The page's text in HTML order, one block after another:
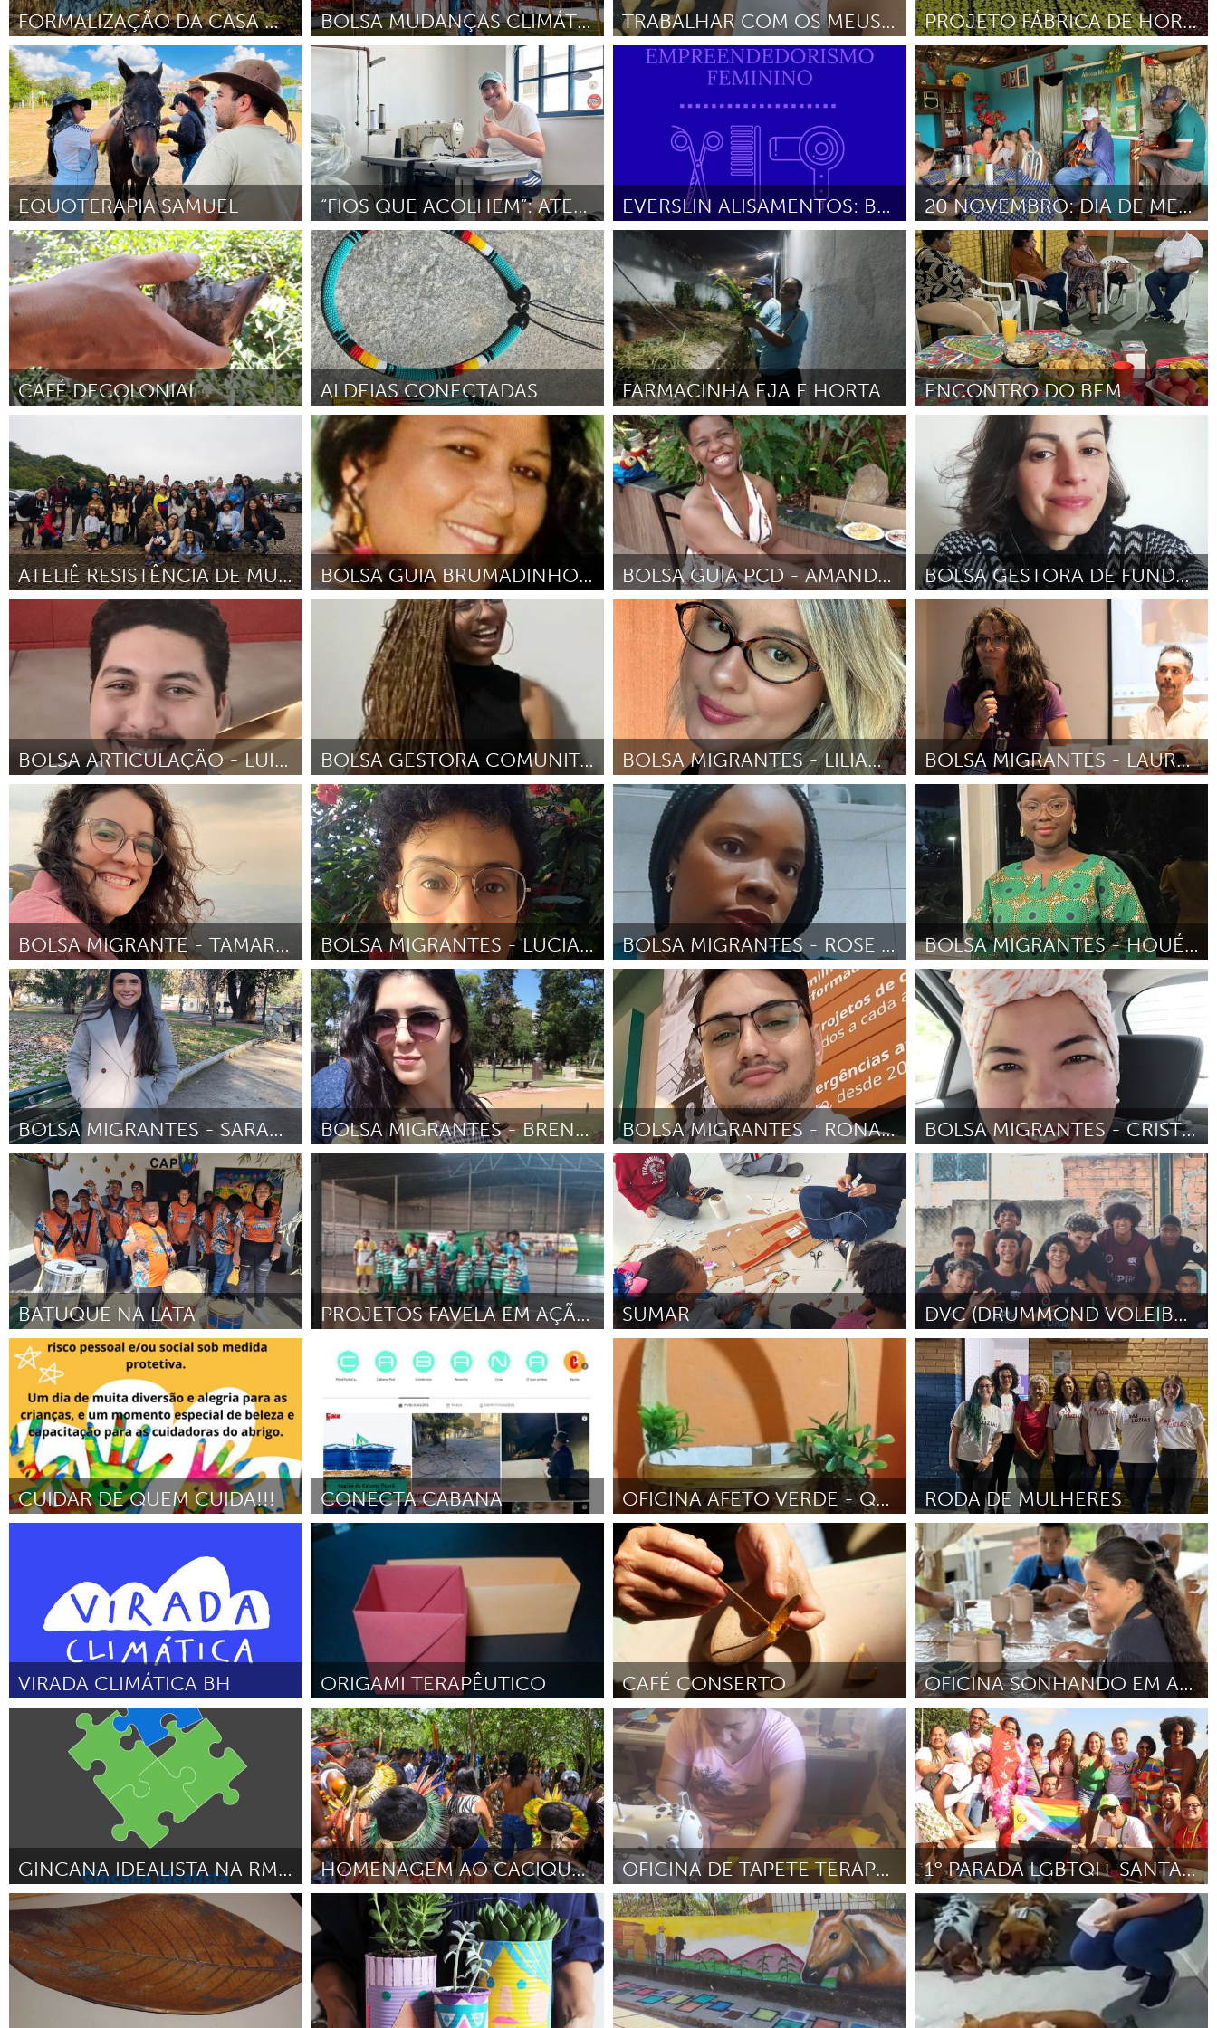
FORMALIZAÇÃO DA CASA MIRANTS
Fortalecimento Institucional
Por Weider Ferreira da Silva Julio 2026
BOLSA MUDANÇAS CLIMÁTICAS - SABRINA FARIA ROCHA
Programa de Bolsas para Líderes
Comunitários
Por Sabrina Faria Rocha Julio 2026
TRABALHAR COM OS MEUS PRÓPRIOS NEGÓCIOS
Brumadinho
Por Michele Medeiros Abril 2026
PROJETO FÁBRICA DE HORTAS
Grande Belo Horizonte
Por Maria Agostinha Carmo Fernandes
Diciembre 2025
EQUOTERAPIA SAMUEL
PCD e Terceira Idade
Por Simone Nadir de Freitas Noviembre 2025
“FIOS QUE ACOLHEM”: ATELIÊ DE COSTURA A REFUGIADOS
Pessoas Migrantes
Por Seyd Zaker Noviembre 2025
EVERSLIN ALISAMENTOS: BELEZA NATURAL, SEM FORMOL
Pessoas Migrantes
Por Everslin Salcedo Noviembre 2025
20 NOVEMBRO: DIA DE MEMÓRIA, RESISTÊNCIA E FUTURO
Brumadinho
Por Janaina da Conceição Araújo
Octubre
2025
CAFÉ DECOLONIAL
Por Daniele Aparecida Santos Cipriano
2025
ALDEIAS CONECTADAS
Brumadinho
Por Instituto Awery, em nome de Cacique
Arapowanã (Carlos José da Silvae Cacique Naurú
Kamakã
Octubre 2025
FARMACINHA EJA E HORTA
Grande Belo Horizonte
Por Ivete Septiembre 2025
ENCONTRO DO BEM
Idealista (Inactivo)
Por Inez Alves Septiembre 2025
ATELIÊ RESISTÊNCIA DE MULHERES AMEFRICANAS
Pessoas Migrantes
Por Coletivo Cio da Terra Julio 2025
BOLSA GUIA BRUMADINHO - MARIA DOS ANJOS
Programa de Bolsas para Líderes
Comunitários
Por Maria dos Anjos Alves da Silva
BOLSA GUIA PCD - AMANDA APARECIDA
Programa de Bolsas para Líderes
Comunitários
Por Amanda Moreira de Souza Julio 2025
BOLSA GESTORA DE FUNDOS - JOSIANE BERTOLINO
Programa de Bolsas para Líderes
Comunitários
Por Josiane Cardoso Bertolino Junio 2025
BOLSA ARTICULAÇÃO - LUIZ HENRIQUE SANTANA DEPOLLO
Programa de Bolsas para Líderes
Comunitários
Por Luiz Henrique Santana Depollo
2025
BOLSA GESTORA COMUNITÁRIA - LARISSA PEREIRA
Programa de Bolsas para Líderes
Comunitários
Por Larissa Cristina de Jesus Pereira
Junio
2025
BOLSA MIGRANTES - LILIANA LISBOA RAMOS
Programa de Bolsas para Líderes
Comunitários
Por Liliana Lisboa Ramos Abril 2025
BOLSA MIGRANTES - LAURA LOPEZ QUESLLOYA
Programa de Bolsas para Líderes
Comunitários
Por Laura Elvira Lopez Queslloya
BOLSA MIGRANTE - TAMARA MIRANDA CARDOSO
Programa de Bolsas para Líderes
Comunitários
Por Tamara Gonçalves Miranda Cardoso
Abril
2025
BOLSA MIGRANTES - LUCIANA PEREIRA LORENZI
Programa de Bolsas para Líderes
Comunitários
Por Luciana Pereira Lorenzi Abril 2025
BOLSA MIGRANTES - ROSE ANDREE PIERRE
Programa de Bolsas para Líderes
Comunitários
Por Rose Andree pierre Abril 2025
BOLSA MIGRANTES - HOUÉFA CARINE SOBAKO
Programa de Bolsas para Líderes
Comunitários
Por Houéfa Carine Chanceline Sobako
2025
BOLSA MIGRANTES - SARAH CARVALHO
Programa de Bolsas para Líderes
Comunitários
Por Sarah Gabriela Lima de Carvalho
Abril
2025
BOLSA MIGRANTES - BRENDA DE OLIVEIRA
Programa de Bolsas para Líderes
Comunitários
Por Brenda Godinho de Oliveira Abril 2025
BOLSA MIGRANTES - RONALD DANIEL NAVARRO
Programa de Bolsas para Líderes
Comunitários
Por Ronald Daniel Navarro Abril 2025
BOLSA MIGRANTES - CRISTINA LA ROSA REQUENA
Programa de Bolsas para Líderes
Comunitários
Por Cristina La Rosa Requena Abril 2025
BATUQUE NA LATA
Grande Belo Horizonte
Por Thamara Dalila Souza de Oliveira
Noviembre 2024
PROJETOS FAVELA EM AÇÃO NOVA CACHOERINHA
Grande Belo Horizonte
Por LEONARDO FERNANDES Octubre 2024
SUMAR
Grande Belo Horizonte
Por Gabriella Marques Soares Gomes
DVC (DRUMMOND VOLEIBOL CLUBE)
Grande Belo Horizonte
Por Christian Oliveira Septiembre 2024
CUIDAR DE QUEM CUIDA!!!
Por Rosemeire Pereira de Aquino Agosto 2024
CONECTA CABANA
Grande Belo Horizonte
Por Lorrayne Batista da Cruz Julio 2024
OFICINA AFETO VERDE - QUINTAL ESCOLA
Grande Belo Horizonte
Por Daniele Aparecida Santos Cipriano
Junio
2024
RODA DE MULHERES
Lagoa Santa (Inactivo)
Por COLETIVA FEMINISTA AS LUZIAS - DE LAGOA
SANTA.
Mayo 2024
VIRADA CLIMÁTICA BH
Grande Belo Horizonte
Por Julia Espeschit Mayo 2024
ORIGAMI TERAPÊUTICO
Brumadinho
Por Ayandra Dos Santos Souza Pimenta
Mayo
2024
CAFÉ CONSERTO
Brumadinho
Por Frederico Braga Torres Paulino Abril 2024
OFICINA SONHANDO EM ARTE
Brumadinho
Por Vitória Trindade Abril 2024
GINCANA IDEALISTA NA RMBH
Grande Belo Horizonte
Por Gincana Idealista Marzo 2024
HOMENAGEM AO CACIQUE MERONG KAMAKÃ MONGOIO
Brumadinho
Por Associados da Nossa Cidade de Brumadinho
(Hélcia, Roberto e Maria dos Anjos)
Marzo
2024
OFICINA DE TAPETE TERAPÊUTICO
Brumadinho
Por Maria José da Silva Marzo 2024
1º PARADA LGBTQI+ SANTA LUZIA
Grande Belo Horizonte
Por VANESSA DE SOUZA PEREIRA
Febrero
2024